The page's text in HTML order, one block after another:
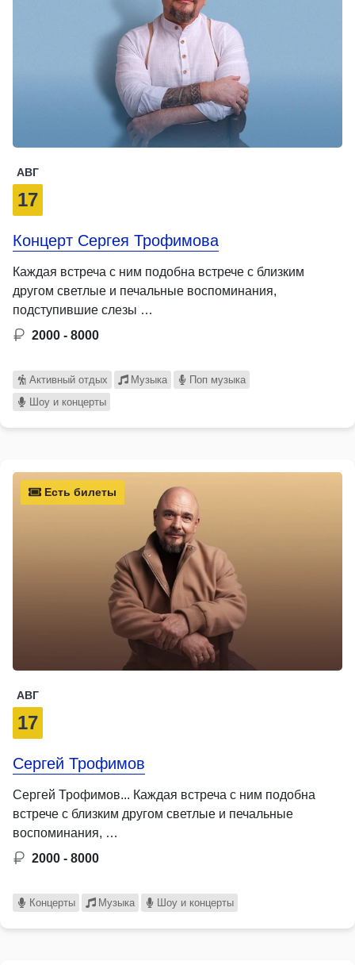
АВГ
17
Концерт Сергея Трофимова
Каждая встреча с ним подобна встрече с близким
другом светлые и печальные воспоминания,
подступившие слезы …
2000 - 8000
Активный отдых Музыка
Поп музыка
Шоу и концерты
Есть билеты
АВГ
17
Сергей Трофимов
Сергей Трофимов... Каждая встреча с ним подобна
встрече с близким другом светлые и печальные
воспоминания, …
2000 - 8000
Концерты Музыка Шоу и концерты